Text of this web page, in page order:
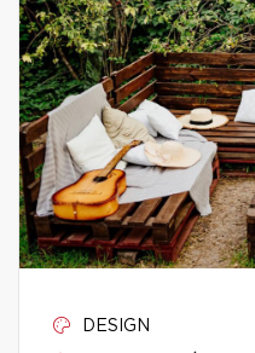
DESIGN